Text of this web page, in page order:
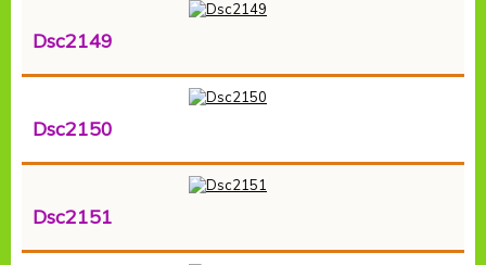
Dsc2149
Dsc2150
Dsc2151